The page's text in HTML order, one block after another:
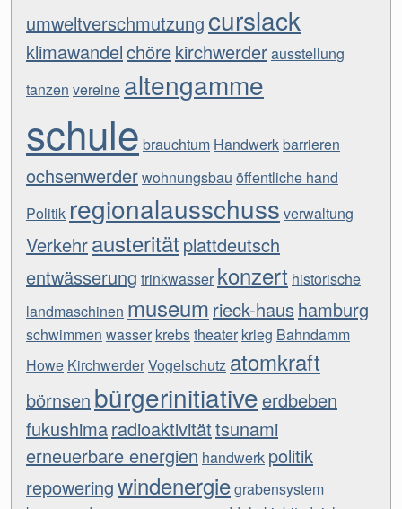
umweltverschmutzung curslack
klimawandelchörekirchwerderausstellung
tanzen vereine altengamme
schule brauchtum Handwerkbarrieren
ochsenwerderwohnungsbau öffentliche hand
Politik regionalausschuss verwaltung
Verkehrausterität plattdeutsch
entwässerung trinkwasser konzert historische
landmaschinen museum rieck-haus hamburg
schwimmen wasser krebstheater krieg Bahndamm
Howe KirchwerderVogelschutz atomkraft
börnsen bürgerinitiativeerdbeben
fukushimaradioaktivitättsunami
erneuerbare energien handwerk politik
repoweringwindenergiegrabensystem